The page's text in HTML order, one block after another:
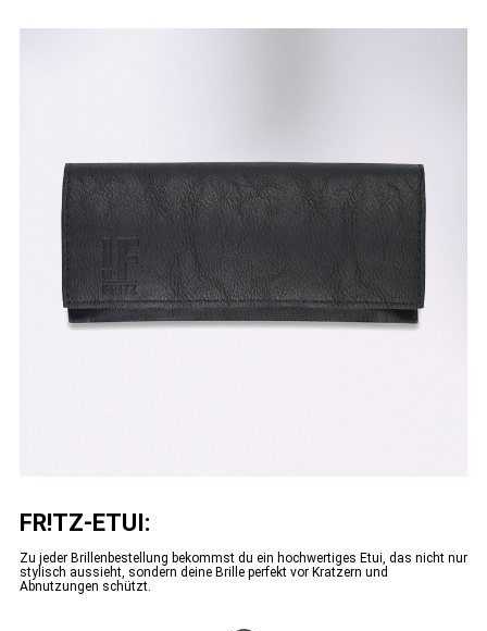
FR!TZ-ETUI:
Zu jeder Brillenbestellung bekommst du ein hochwertiges Etui, das nicht nur
stylisch aussieht, sondern deine Brille perfekt vor Kratzern und
Abnutzungen schützt.